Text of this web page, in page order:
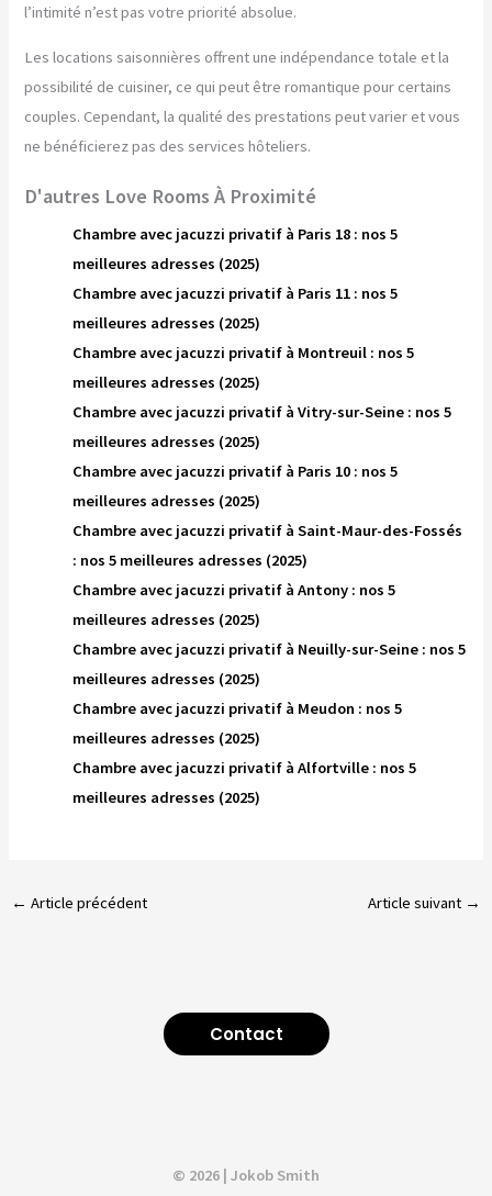
l’intimité n’est pas votre priorité absolue.
Les locations saisonnières offrent une indépendance totale et la
possibilité de cuisiner, ce qui peut être romantique pour certains
couples. Cependant, la qualité des prestations peut varier et vous
ne bénéficierez pas des services hôteliers.
D'autres Love Rooms À Proximité
Chambre avec jacuzzi privatif à Paris 18 : nos 5
meilleures adresses (2025)
Chambre avec jacuzzi privatif à Paris 11 : nos 5
meilleures adresses (2025)
Chambre avec jacuzzi privatif à Montreuil : nos 5
meilleures adresses (2025)
Chambre avec jacuzzi privatif à Vitry-sur-Seine : nos 5
meilleures adresses (2025)
Chambre avec jacuzzi privatif à Paris 10 : nos 5
meilleures adresses (2025)
Chambre avec jacuzzi privatif à Saint-Maur-des-Fossés
: nos 5 meilleures adresses (2025)
Chambre avec jacuzzi privatif à Antony : nos 5
meilleures adresses (2025)
Chambre avec jacuzzi privatif à Neuilly-sur-Seine : nos 5
meilleures adresses (2025)
Chambre avec jacuzzi privatif à Meudon : nos 5
meilleures adresses (2025)
Chambre avec jacuzzi privatif à Alfortville : nos 5
meilleures adresses (2025)
← Article précédent Article suivant →
Contact
© 2026 | Jokob Smith